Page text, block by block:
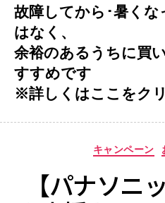
故障してから･暑く
はなく、
余裕のあるうちに買
すすめです
※詳しくはここをク
ゴ
リ
キャンペーン
【パナソニ